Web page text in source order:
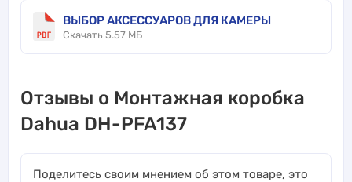
ВЫБОР АКСЕССУАРОВ ДЛЯ КАМЕРЫ
Скачать 5.57 МБ
Отзывы о Монтажная коробка
Dahua DH-PFA137
Поделитесь своим мнением об этом товаре, это